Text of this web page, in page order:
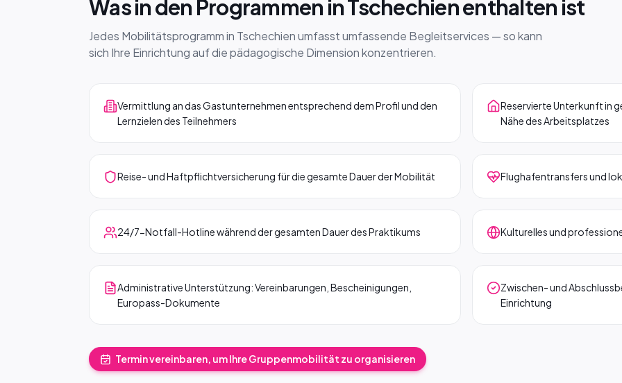
Was in den Programmen in Tschechien enthalten ist
Jedes Mobilitätsprogramm in Tschechien umfasst umfassende Begleitservices — so kann
sich Ihre Einrichtung auf die pädagogische Dimension konzentrieren.
Vermittlung an das Gastunternehmen entsprechend dem Profil und den
Lernzielen des Teilnehmers
Reservierte Unterkunft in
Nähe des Arbeitsplatzes
Reise- und Haftpflichtversicherung für die gesamte Dauer der Mobilität Flughafentransfers und
24/7-Notfall-Hotline während der gesamten Dauer des Praktikums Kulturelles und
Administrative Unterstützung: Vereinbarungen, Bescheinigungen,
Europass-Dokumente
Zwischen- und
Einrichtung
Termin vereinbaren, um Ihre Gruppenmobilität zu organisieren